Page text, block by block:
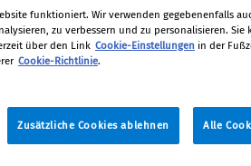
die
bei
funktioniert. Wir verwenden gegebenenfalls
zu verbessern und zu personalisieren. Sie
über den Link Cookie-Einstellungen in der
Cookie-Richtlinie.
Zusätzliche Cookies ablehnen Alle